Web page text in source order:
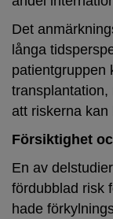
Det
långa
patientgruppen
att riskerna
Försiktighet
En av
fördubblad risk
hade